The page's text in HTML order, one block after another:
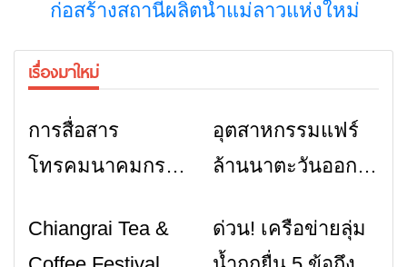
ก่อสร้างสถานีผลิตน้ำแม่ลาวแห่งใหม่
เรื่องมาใหม่
การสื่อสาร
โทรคมนาคมกรณี
เมื่อสัญญาณขาด
ข่าวเชียงราย
อุตสาหกรรมแฟร์
ล้านนาตะวันออก
สินค้าเด่น และ
ข่าวเชียงราย
Chiangrai Tea &
ข่าวเชียงราย
ด่วน! เครือข่ายลุ่ม